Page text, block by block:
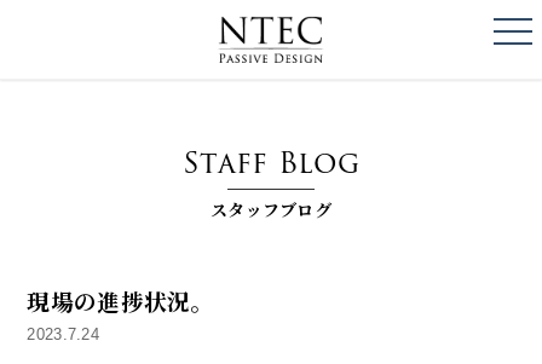
Staff Blog
スタッフブログ
現場の進捗状況。
2023.7.24